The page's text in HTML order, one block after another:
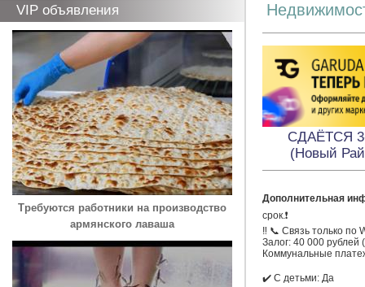
VIP объявления
Требуются работники на производство
армянского лаваша
СДАЁТСЯ
(Новый
Дополнительная
срок.❗️
‼️ 📞 Связь только по
Залог: 40 000 рублей
Коммунальные
✔️ С детьми: Да